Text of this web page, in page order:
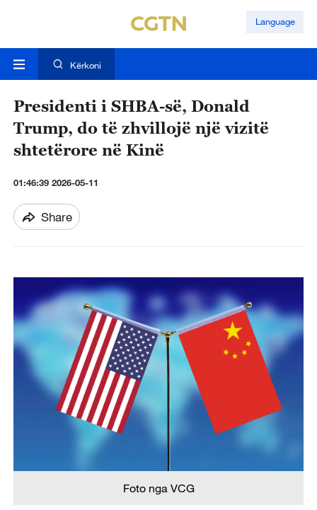
Language
Kërkoni
Presidenti i SHBA-së, Donald
Trump, do të zhvillojë një vizitë
shtetërore në Kinë
01:46:39 2026-05-11
Share
Foto nga VCG